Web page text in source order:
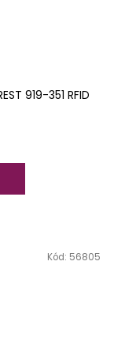
919-351 RFID
Kód: 56805